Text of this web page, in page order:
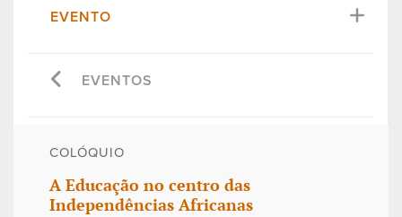
EVENTO
EVENTOS
COLÓQUIO
A Educação no centro das
Independências Africanas